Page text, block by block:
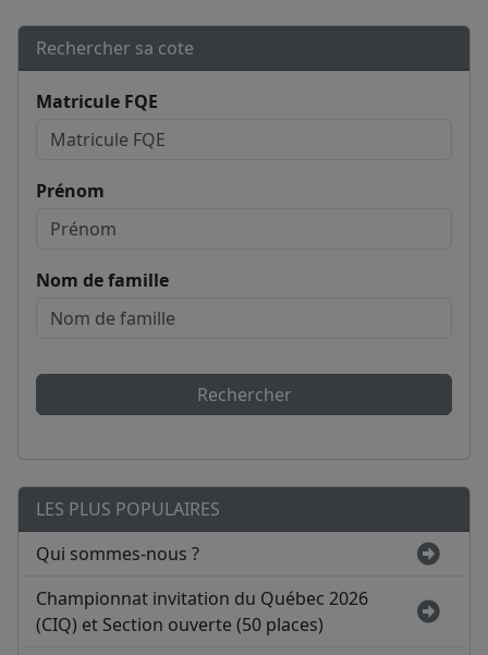
Rechercher sa cote
Matricule FQE
Prénom
Nom de famille
Rechercher
LES PLUS POPULAIRES
Qui sommes-nous ?
Championnat invitation du Québec 2026
(CIQ) et Section ouverte (50 places)